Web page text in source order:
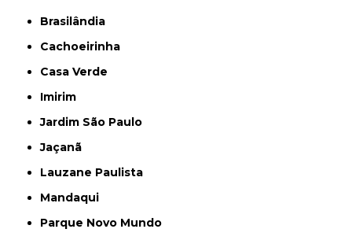
Brasilândia
Cachoeirinha
Casa Verde
Imirim
Jardim São Paulo
Jaçanã
Lauzane Paulista
Mandaqui
Parque Novo Mundo